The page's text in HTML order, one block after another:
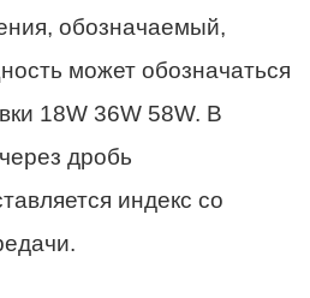
обозначаемый,
может обозначаться
18W 36W 58W. В
дробь
индекс со